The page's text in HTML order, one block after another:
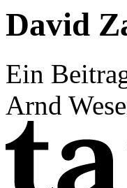
David
Ein
Arnd